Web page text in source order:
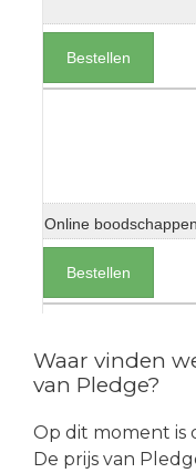
Bestellen
Online
Bestellen
Waar vinden
van Pledge?
Op dit moment is
De prijs van